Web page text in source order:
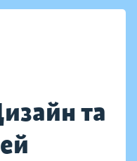
та